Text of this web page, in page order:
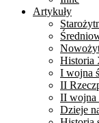
Artykuły
Historia
I wojna
II
II wojna
Dzieje